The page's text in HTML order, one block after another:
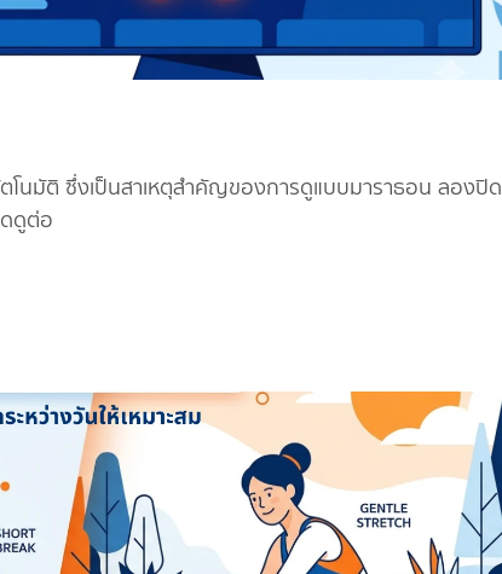
นมัติ ซึ่งเป็นสาเหตุสำคัญของการดูแบบมาราธอน ลองปิด
ดูต่อ